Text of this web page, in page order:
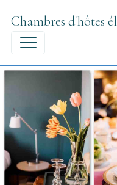
Chambres d'hôtes